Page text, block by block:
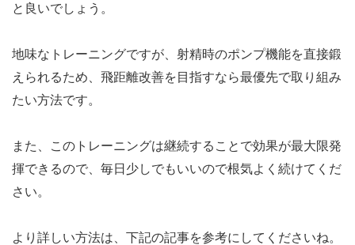
と良いでしょう。
地味なトレーニングですが、射精時のポンプ機能を直接鍛
えられるため、飛距離改善を目指すなら最優先で取り組み
たい方法です。
また、このトレーニングは継続することで効果が最大限発
揮できるので、毎日少しでもいいので根気よく続けてくだ
さい。
より詳しい方法は、下記の記事を参考にしてくださいね。